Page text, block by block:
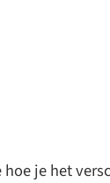
je het